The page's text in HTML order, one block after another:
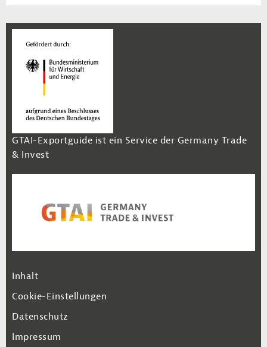
GTAI-Exportguide ist ein Service der Germany Trade
& Invest
Footer Navigation
Inhalt
Cookie-Einstellungen
Datenschutz
Impressum